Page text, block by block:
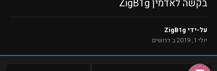
בקשה לאדמין ZigB1g
על-ידי ZigB1g
יולי 1, 2019
בדרושים